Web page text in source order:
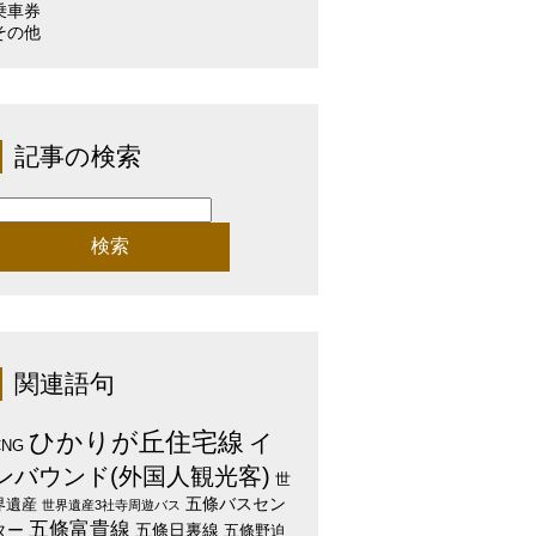
車券
の他
記事の検索
:
関連語句
ひかりが丘住宅線 イ
バウンド(外国人観光客) 世
遺産 世界遺産3社寺周遊バス 五條バスセン
ー 五條富貴線 五條日裏線 五條野迫